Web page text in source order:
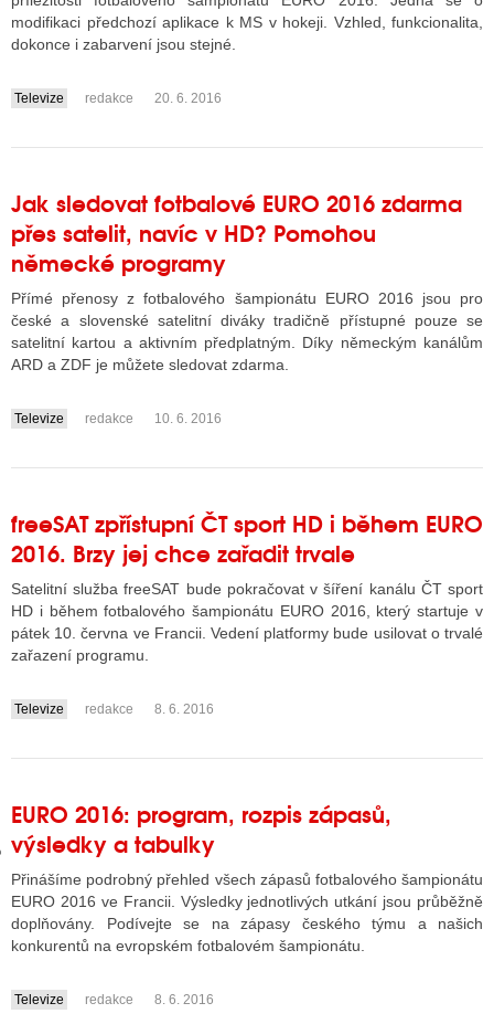
TELEVIZÍ
INTERNET
STRÁNKY RÁDIÍ
STRÁNKY TV
STÁT BLOGEREM
BLOGERA
STARŠÍCH DISKUZÍ
modifikaci předchozí aplikace k MS v hokeji. Vzhled, funkcionalita,
dokonce i zabarvení jsou stejné.
....
Televize redakce 20. 6. 2016
Jak sledovat fotbalové EURO 2016 zdarma
přes satelit, navíc v HD? Pomohou
německé programy
Přímé přenosy z fotbalového šampionátu EURO 2016 jsou pro
české a slovenské satelitní diváky tradičně přístupné pouze se
satelitní kartou a aktivním předplatným. Díky německým kanálům
ARD a ZDF je můžete sledovat zdarma.
....
Televize redakce 10. 6. 2016
freeSAT zpřístupní ČT sport HD i během EURO
2016. Brzy jej chce zařadit trvale
Satelitní služba freeSAT bude pokračovat v šíření kanálu ČT sport
HD i během fotbalového šampionátu EURO 2016, který startuje v
pátek 10. června ve Francii. Vedení platformy bude usilovat o trvalé
zařazení programu.
....
Televize redakce 8. 6. 2016
EURO 2016: program, rozpis zápasů,
výsledky a tabulky
Přinášíme podrobný přehled všech zápasů fotbalového šampionátu
EURO 2016 ve Francii. Výsledky jednotlivých utkání jsou průběžně
doplňovány. Podívejte se na zápasy českého týmu a našich
konkurentů na evropském fotbalovém šampionátu.
....
Televize redakce 8. 6. 2016